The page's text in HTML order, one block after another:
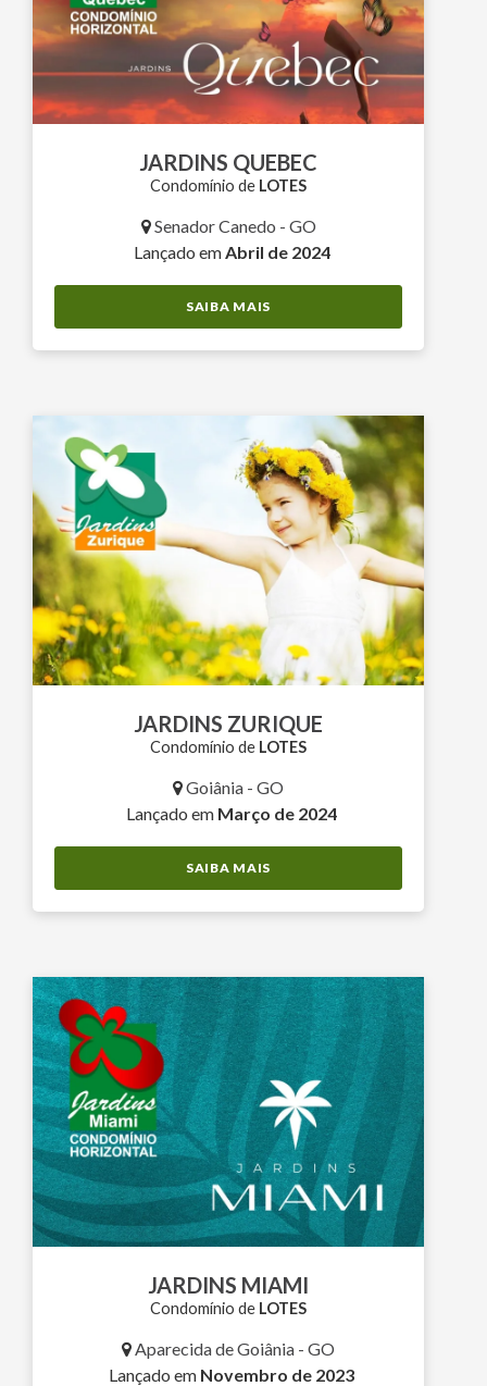
JARDINS QUEBEC
Condomínio de LOTES
Senador Canedo - GO
Lançado emAbril de 2024
SAIBA MAIS
JARDINS ZURIQUE
Condomínio de LOTES
Goiânia - GO
Lançado em Março de 2024
SAIBA MAIS
JARDINS MIAMI
Condomínio de LOTES
Aparecida de Goiânia - GO
Lançado em Novembro de 2023